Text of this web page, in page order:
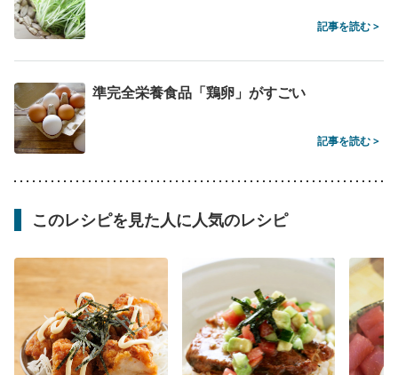
記事を読む >
準完全栄養食品「鶏卵」がすごい
記事を読む >
このレシピを見た人に人気のレシピ